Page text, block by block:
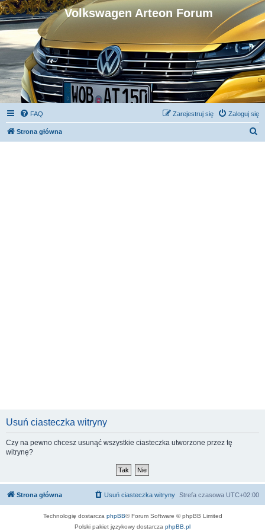
Volkswagen Arteon Forum
FAQ Zaloguj się
Zarejestruj się
Strona główna
Usuń ciasteczka witryny
Czy na pewno chcesz usunąć wszystkie ciasteczka utworzone przez tę
witrynę?
Strona główna Strefa czasowa UTC+02:00
Usuń ciasteczka witryny
Technologię dostarcza phpBB® Forum Software © phpBB Limited
Polski pakiet językowy dostarcza phpBB.pl